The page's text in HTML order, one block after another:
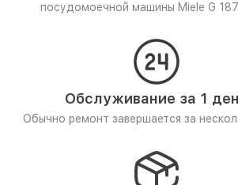
посудомоечной машины Miele G
Обслуживание за 1
Обычно ремонт завершается за